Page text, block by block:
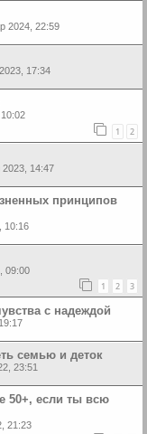
2024, 22:59
17:34
1 2
14:47
принципов
10:16
09:00
1 2 3
с надеждой
семью и деток
23:51
50+, если ты всю
21:23